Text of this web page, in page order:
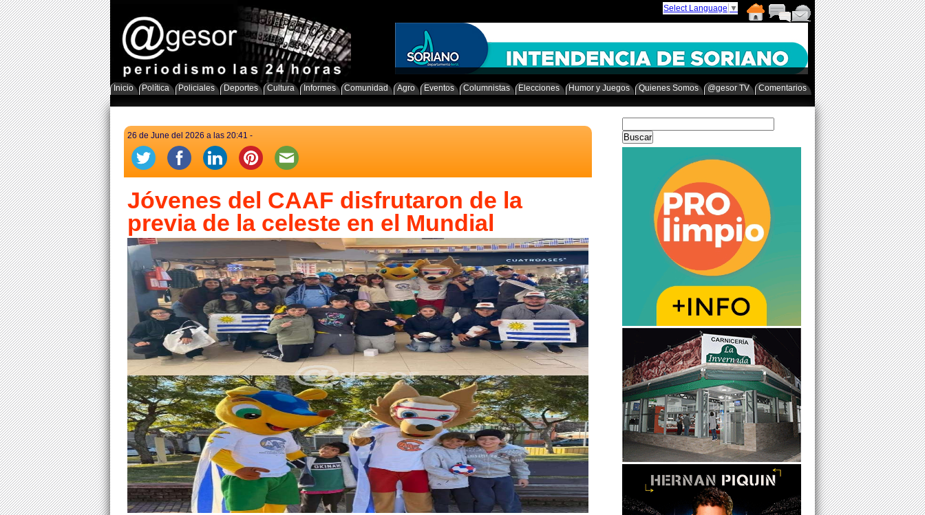
Select Language ▼
Inicio Política Policiales Deportes Cultura Informes Comunidad Agro Eventos Columnistas Elecciones Humor y Juegos Quienes Somos @gesor TV Comentarios
26 de June del 2026 a las 20:41 -
Jóvenes del CAAF disfrutaron de la
previa de la celeste en el Mundial